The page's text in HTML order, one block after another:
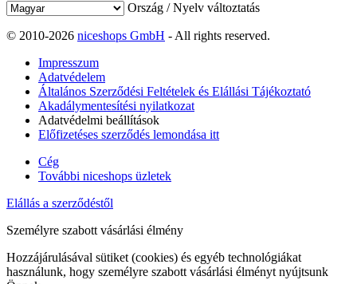
Ország / Nyelv változtatás
© 2010-2026 niceshops GmbH - All rights reserved.
Impresszum
Adatvédelem
Általános Szerződési Feltételek és Elállási Tájékoztató
Akadálymentesítési nyilatkozat
Adatvédelmi beállítások
Előfizetéses szerződés lemondása itt
Cég
További niceshops üzletek
Elállás a szerződéstől
Személyre szabott vásárlási élmény
Hozzájárulásával sütiket (cookies) és egyéb technológiákat
használunk, hogy személyre szabott vásárlási élményt nyújtsunk